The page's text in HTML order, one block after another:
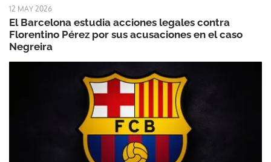
12 MAY 2026
El Barcelona estudia acciones legales contra
Florentino Pérez por sus acusaciones en el caso
Negreira